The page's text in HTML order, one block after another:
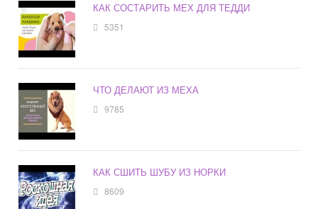
КАК СОСТАРИТЬ МЕХ ДЛЯ ТЕДДИ
5351
ЧТО ДЕЛАЮТ ИЗ МЕХА
9785
КАК СШИТЬ ШУБУ ИЗ НОРКИ
8609